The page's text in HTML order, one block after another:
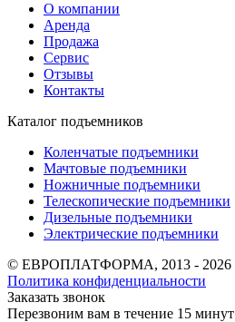
О компании
Аренда
Продажа
Сервис
Отзывы
Контакты
Каталог подъемников
Коленчатые подъемники
Мачтовые подъемники
Ножничные подъемники
Телескопические подъемники
Дизельные подъемники
Электрические подъемники
© ЕВРОПЛАТФОРМА, 2013 - 2026
Политика конфиденциальности
Заказать звонок
Перезвоним вам в течение 15 минут